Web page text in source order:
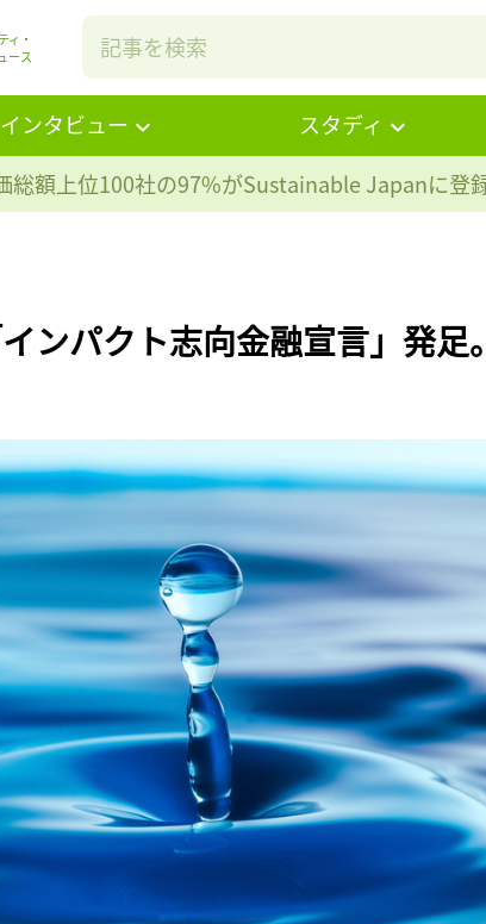
ィ・
ース
インタビュー スタディ
総額上位100社の97%がSustainable Japanに登
ンパクト志向金融宣言」発足